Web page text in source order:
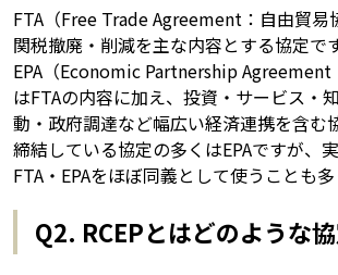
FTA（Free Trade Agreement：自由貿易
関税撤廃・削減を主な内容とする協定です
EPA（Economic Partnership Agreement
はFTAの内容に加え、投資・サービス・
動・政府調達など幅広い経済連携を含む
締結している協定の多くはEPAですが、
FTA・EPAをほぼ同義として使うことも多
Q2. RCEPとはどのような